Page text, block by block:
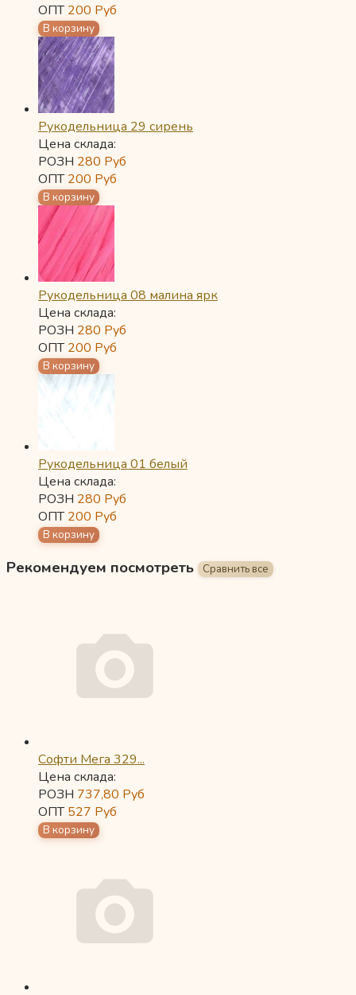
ОПТ200 Руб
Рукодельница 29 сирень
Цена склада:
РОЗН 280 Руб
ОПТ200 Руб
Рукодельница 08 малина ярк
Цена склада:
РОЗН 280 Руб
ОПТ200 Руб
Рукодельница 01 белый
Цена склада:
РОЗН 280 Руб
ОПТ200 Руб
Рекомендуем посмотреть
Софти Мега 329...
Цена склада:
РОЗН 737,80 Руб
ОПТ527 Руб